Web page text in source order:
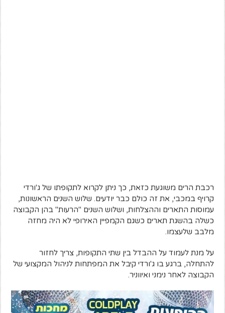
רכבת הרים משוגעת כזאת, כך ניתן לקרוא לתקופתו של ג'ורדי
קרויף במכבי, את זה כולם כבר יודעים. שלוש השנים הראשונות,
עמוסות התארים וההצלחות, ושלוש השנים "הרעות" בהן הקבוצה
כשלה בהשגת תארים כשגם הקמפיין האירופי לא היה מחזה
מלבב שלעצמו.
על מנת לעמוד על ההבדל בין שתי התקופות, צריך לחזור
להתחלה, ברגע בו ג'ורדי קיבל את המפתחות לניהול המקצועי של
הקבוצה לאחר נימני ואיווניר.